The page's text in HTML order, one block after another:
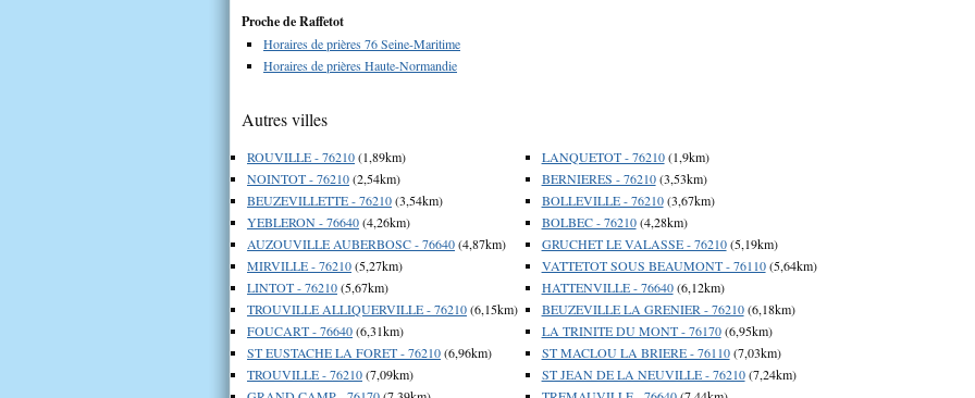
Proche de Raffetot
Horaires de prières 76 Seine-Maritime
Horaires de prières Haute-Normandie
Autres villes
ROUVILLE - 76210(1,89km)
NOINTOT - 76210(2,54km)
BEUZEVILLETTE - 76210(3,54km)
YEBLERON - 76640(4,26km)
AUZOUVILLE AUBERBOSC - 76640(4,87km)
MIRVILLE - 76210(5,27km)
LINTOT - 76210(5,67km)
TROUVILLE ALLIQUERVILLE - 76210(6,15km)
FOUCART - 76640(6,31km)
ST EUSTACHE LA FORET - 76210(6,96km)
TROUVILLE - 76210(7,09km)
LANQUETOT - 76210(1,9km)
BERNIERES - 76210(3,53km)
BOLLEVILLE - 76210(3,67km)
BOLBEC - 76210(4,28km)
GRUCHET LE VALASSE - 76210(5,19km)
VATTETOT SOUS BEAUMONT - 76110(5,64km)
HATTENVILLE - 76640(6,12km)
BEUZEVILLE LA GRENIER - 76210(6,18km)
LA TRINITE DU MONT - 76170(6,95km)
ST MACLOU LA BRIERE - 76110(7,03km)
ST JEAN DE LA NEUVILLE - 76210(7,24km)